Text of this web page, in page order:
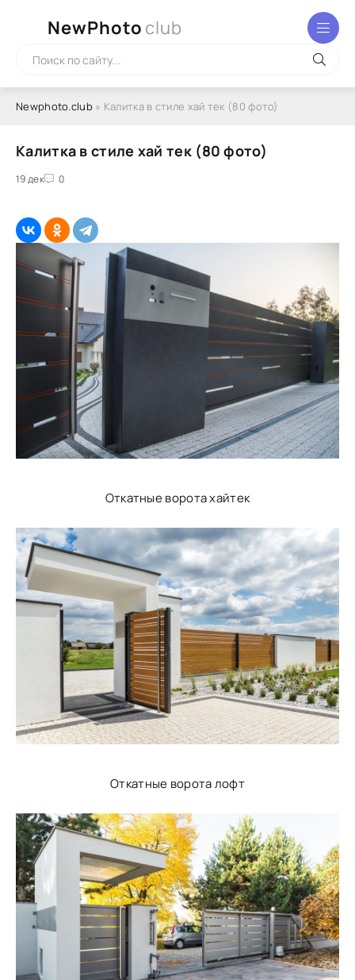
NewPhoto club
Newphoto.club» Калитка в стиле хай тек (80 фото)
Калитка в стиле хай тек (80 фото)
19 дек 0
Откатные ворота хайтек
Откатные ворота лофт